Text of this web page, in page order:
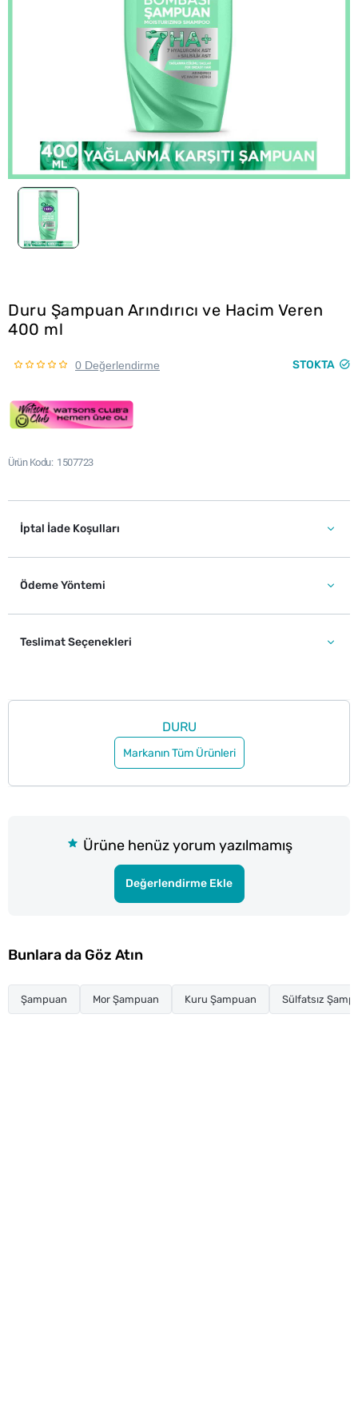
Duru Şampuan Arındırıcı ve Hacim Veren
400 ml
0 Değerlendirme STOKTA
Ürün Kodu 1507723
İptal İade Koşulları
Ödeme Yöntemi
Teslimat Seçenekleri
DURU
Markanın Tüm Ürünleri
Ürüne henüz yorum yazılmamış
Değerlendirme Ekle
Bunlara da Göz Atın
Şampuan Mor Şampuan Kuru Şampuan Sülfatsız